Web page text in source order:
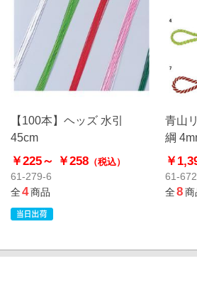
【100本】ヘッズ 水引
45cm
￥225～ ￥258 （税込）
61-279-6
全4商品
青山
綱
￥
61-
全8商